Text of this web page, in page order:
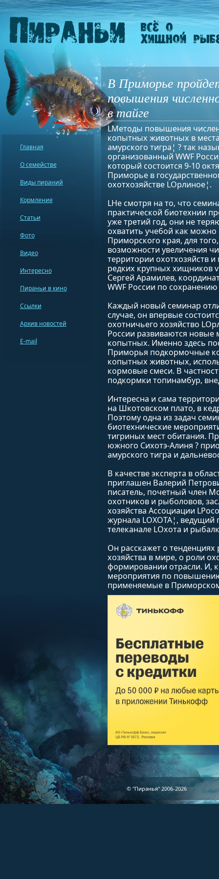
В Приморье
повышения
в тайге
LМетоды повышения
копытных животных в
амурского тигра¦ ? так
организованный WWF
который состоится 9-10
Приморье в
охотхозяйстве LОрлиное¦.
LНе смотря на то, что
практической биотехнии
уже третий год, они не
охватить учебой как
Приморского края, для
возможности увеличения
территории охотхозяйств
редких крупных хищников
Сергей Арамилев,
WWF России по
Каждый новый семинар
случае, он впервые
охотничьего хозяйство
России развиваются
копытных. Именно здесь
Приморья подкормочные
копытных животных,
кормовые смеси. В
подкормки топинамбур,
Интересна и сама
на Шкотовском плато, в
Поэтому одна из задач
биотехнические
тигриных мест обитания.
южного Сихотэ-Алиня ?
амурского тигра и
В качестве эксперта в
приглашен Валерий
писатель, почетный член
охотников и рыболовов,
хозяйства Ассоциации
журнала LОХОТА¦, ведущий
телеканале LОхота и
Он расскажет о
хозяйства в мире, о роли
формировании отрасли. И,
мероприятия по
применяемые в
Главная
О семействе
Виды пираний
Кормление
Статьи
Фото
Видео
Интересно
Пираньи в кино
Ссылки
Архив новостей
E-mail
© "Пиранья" 2006-2026